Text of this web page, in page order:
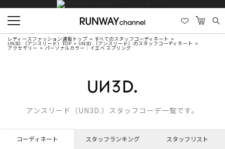
レディースファッション通販トップ すべてのスタッフコーディネート
UN3D.（アンスリード）TOP UN3D.（アンスリード）のスタッフコーディネート
アクセサリー パーソナルカラー：イエベ スプリング
アンスリード（UN3D.）スタッフコーデ一覧です。
コーディネート スタッフランキング スタッフリスト